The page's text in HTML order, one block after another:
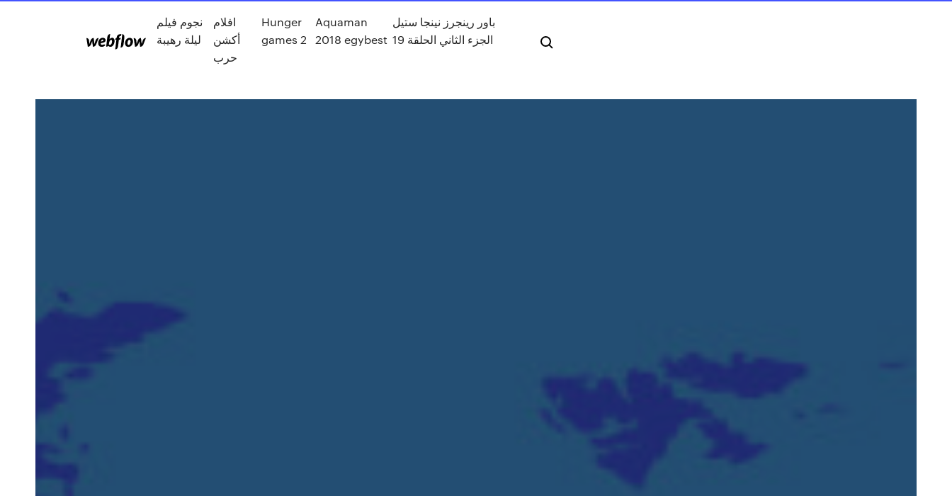
نجوم فيلم
ليلة رهيبة
افلام
أكشن
حرب
Hunger
games 2
Aquaman
2018 egybest
باور رينجرز نينجا ستيل
الجزء الثاني الحلقة 19